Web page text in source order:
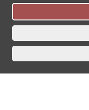
Recherche
Protection